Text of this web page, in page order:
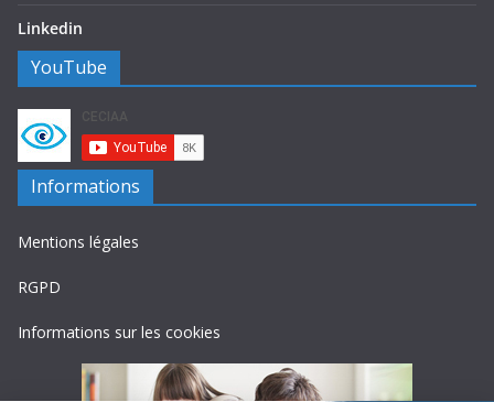
Linkedin
YouTube
Informations
Mentions légales
RGPD
Informations sur les cookies